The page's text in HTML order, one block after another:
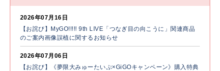
2026年07月16日
【お詫び】MyGO!!!!! 9th LIVE「つなぎ目の向こうに」関連商品
のご案内画像誤植に関するお知らせ
2026年07月06日
【お詫び】《夢限大みゅーたいぷ×GiGOキャンペーン》購入特典